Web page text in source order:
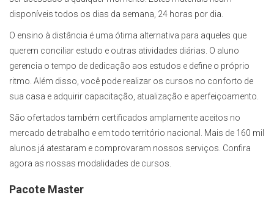
disponíveis todos os dias da semana, 24 horas por dia.
O ensino à distância é uma ótima alternativa para aqueles que
querem conciliar estudo e outras atividades diárias. O aluno
gerencia o tempo de dedicação aos estudos e define o próprio
ritmo. Além disso, você pode realizar os cursos no conforto de
sua casa e adquirir capacitação, atualização e aperfeiçoamento.
São ofertados também certificados amplamente aceitos no
mercado de trabalho e em todo território nacional. Mais de 160 mil
alunos já atestaram e comprovaram nossos serviços. Confira
agora as nossas modalidades de cursos.
Pacote Master